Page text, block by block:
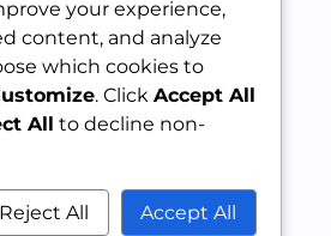
waktu,your experience,
content, and analyze
which cookies to
. Click Accept All
All to decline non-
Reject All Accept All